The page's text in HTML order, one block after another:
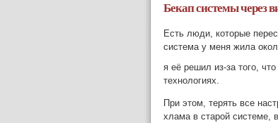
Бекап системы через
Есть люди, которые
система у меня жила
я её решил из-за того,
технологиях.
При этом, терять все
хлама в старой системе,